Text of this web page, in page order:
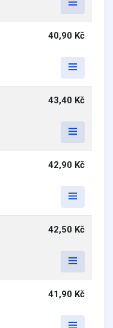
40,90 Kč
43,40 Kč
42,90 Kč
42,50 Kč
41,90 Kč